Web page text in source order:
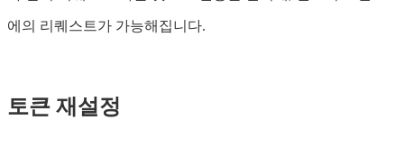
에의 리퀘스트가 가능해집니다.
토큰 재설정